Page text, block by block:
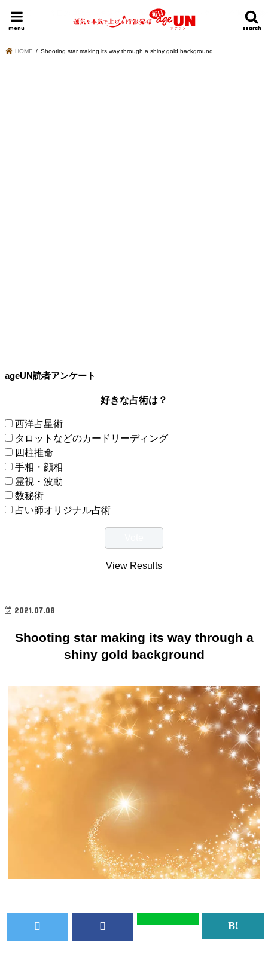
search
search
menu
HOME 明日の運勢ランキング 今週の運勢
HOME Shooting star making its way through a shiny gold background
ageUN読者アンケート
好きな占術は？
西洋占星術
タロットなどのカードリーディング
四柱推命
手相・顔相
霊視・波動
数秘術
占い師オリジナル占術
View Results
2021.07.08
Shooting star making its way through a
shiny gold background